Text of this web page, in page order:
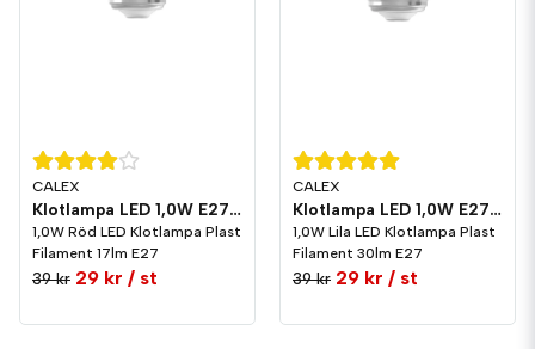
CALEX
Klotlampa LED 1,0W E27 Plast Röd
1,0W Röd LED Klotlampa Plast
Filament 17lm E27
39 kr 29 kr / st
CALEX
Klotlampa LED 1,0W E27 Plast Lila
1,0W Lila LED Klotlampa Plast
Filament 30lm E27
39 kr 29 kr / st